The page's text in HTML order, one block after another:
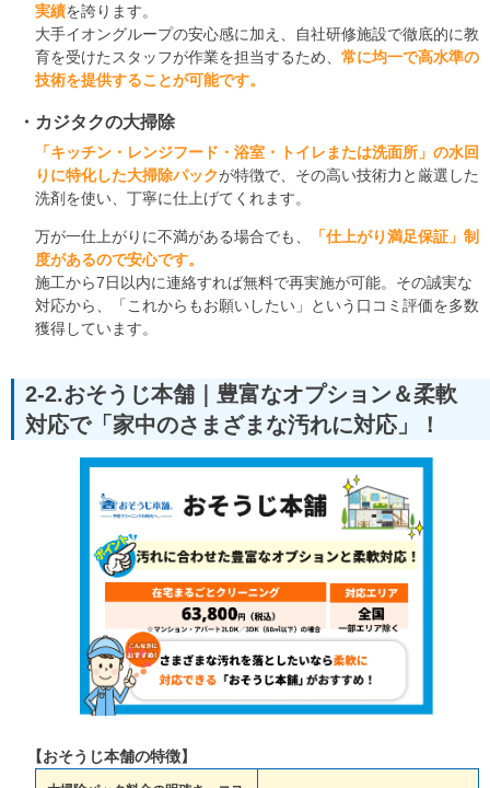
実績を誇ります。
大手イオングループの安心感に加え、自社研修施設で徹底的に教
育を受けたスタッフが作業を担当するため、 常に均一で高水準の
技術を提供することが可能です。
カジタクの大掃除
「キッチン・レンジフード・浴室・トイレまたは洗面所」の水回
りに特化した大掃除パックが特徴で、その高い技術力と厳選した
洗剤を使い、丁寧に仕上げてくれます。
万が一仕上がりに不満がある場合でも、
「仕上がり満足保証」制
度があるので安心です。
施工から7日以内に連絡すれば無料で再実施が可能。その誠実な
対応から、「これからもお願いしたい」という口コミ評価を多数
獲得しています。
2-2.おそうじ本舗｜豊富なオプション＆柔軟
対応で「家中のさまざまな汚れに対応」！
【おそうじ本舗の特徴】